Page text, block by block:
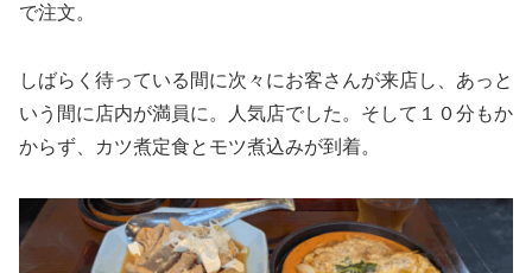
で注文。
しばらく待っている間に次々にお客さんが来店し、あっと
いう間に店内が満員に。人気店でした。そして１０分もか
からず、カツ煮定食とモツ煮込みが到着。